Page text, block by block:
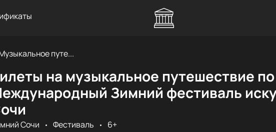
путе...
на музыкальное путешествие
Зимний фестиваль
Сочи Фестиваль
6+